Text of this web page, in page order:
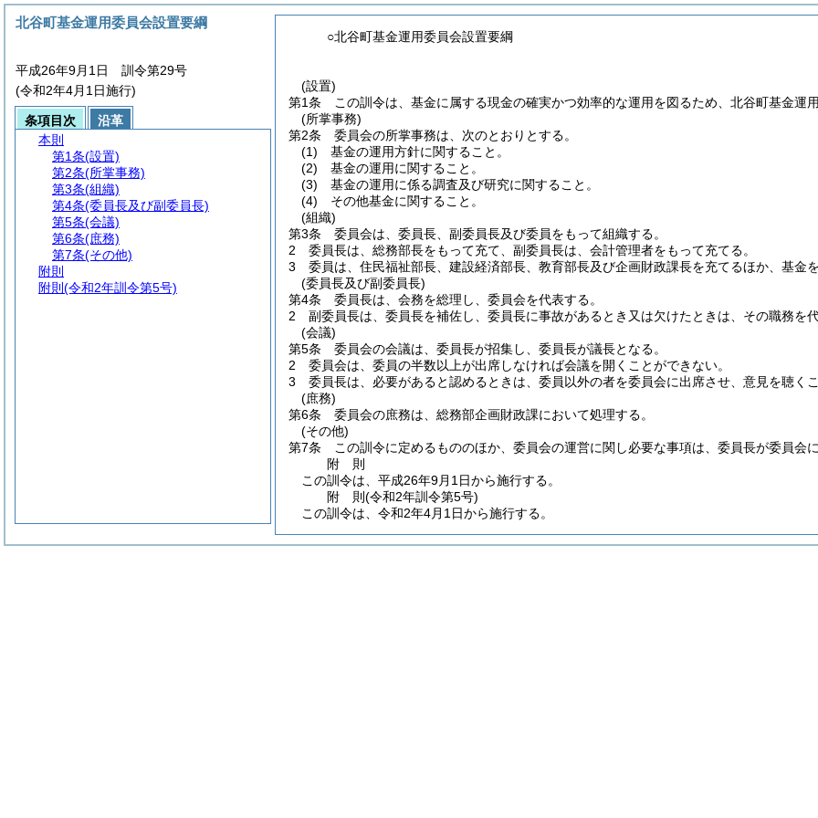
○北谷町基金運用委員会設置要綱
(設置)
第1条
この訓令は、基金に属する現金の確実かつ効率的な運用を図るため、北谷町基金運
(所掌事務)
第2条
委員会の所掌事務は、次のとおりとする。
(1)
基金の運用方針に関すること。
(2)
基金の運用に関すること。
(3)
基金の運用に係る調査及び研究に関すること。
(4)
その他基金に関すること。
(組織)
第3条
委員会は、委員長、副委員長及び委員をもって組織する。
2
委員長は、総務部長をもって充て、副委員長は、会計管理者をもって充てる。
3
委員は、住民福祉部長、建設経済部長、教育部長及び企画財政課長を充てるほか、基金
(委員長及び副委員長)
第4条
委員長は、会務を総理し、委員会を代表する。
2
副委員長は、委員長を補佐し、委員長に事故があるとき又は欠けたときは、その職務を代
(会議)
第5条
委員会の会議は、委員長が招集し、委員長が議長となる。
2
委員会は、委員の半数以上が出席しなければ会議を開くことができない。
3
委員長は、必要があると認めるときは、委員以外の者を委員会に出席させ、意見を聴くこ
(庶務)
第6条
委員会の庶務は、総務部企画財政課において処理する。
(その他)
第7条
この訓令に定めるもののほか、委員会の運営に関し必要な事項は、委員長が委員会
附 則
この訓令は、平成26年9月1日から施行する。
附 則(令和2年訓令第5号)
この訓令は、令和2年4月1日から施行する。
北谷町基金運用委員会設置要綱
平成26年9月1日 訓令第29号
(令和2年4月1日施行)
条項目次
沿革
本則
第1条(設置)
第2条(所掌事務)
第3条(組織)
第4条(委員長及び副委員長)
第5条(会議)
第6条(庶務)
第7条(その他)
附則
附則 (令和2年訓令第5号)